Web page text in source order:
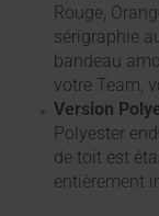
Rouge,
sérigraphie
bandeau
votre Team,
Version
Polyester
de toit est
entièrement